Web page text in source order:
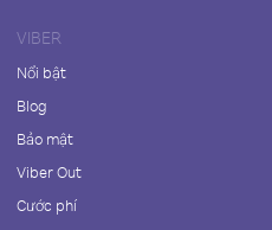
VIBER
Nổi bật
Blog
Bảo mật
Viber Out
Cước phí